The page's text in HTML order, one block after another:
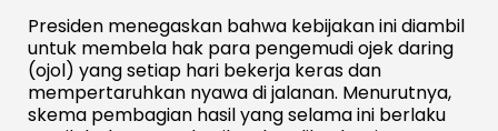
Presiden menegaskan bahwa kebijakan ini diambil
untuk membela hak para pengemudi ojek daring
(ojol) yang setiap hari bekerja keras dan
mempertaruhkan nyawa di jalanan. Menurutnya,
skema pembagian hasil yang selama ini berlaku